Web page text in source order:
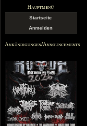
Hauptmenü
Startseite
Anmelden
Ankündigungen/Announcements